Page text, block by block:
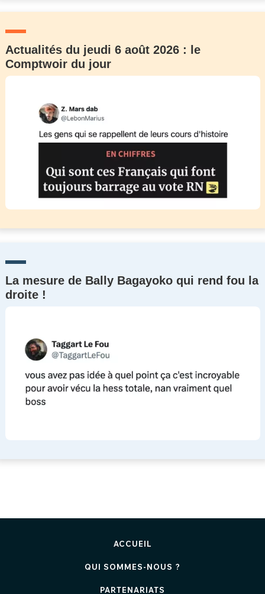
Actualités du jeudi 6 août 2026 : le
Comptwoir du jour
La mesure de Bally Bagayoko qui rend fou la
droite !
ACCUEIL
QUI SOMMES-NOUS ?
PARTENARIATS